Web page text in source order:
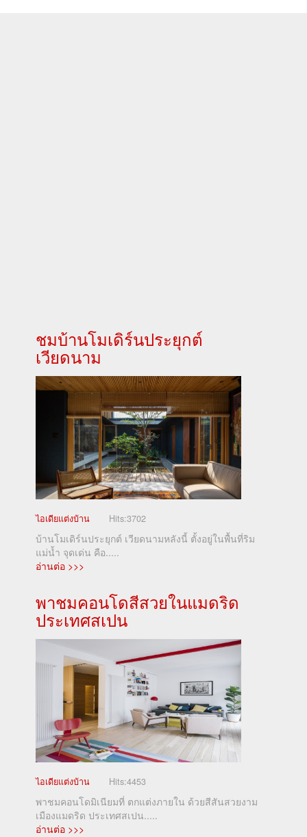
ชมบ้านโมเดิร์นประยุกต์
เวียดนาม
ไอเดียแต่งบ้าน Hits:3702
บ้านโมเดิร์นประยุกต์ เวียดนามหลังนี้ ตั้งอยู่ในพื้นที่ริม
แม่น้ำ จุดเด่น คือ.....
อ่านต่อ >>>
พาชมคอนโดสีสวยในแมดริด
ประเทศสเปน
ไอเดียแต่งบ้าน Hits:4453
พาชมคอนโดมิเนียมที่ ตกแต่งภายใน ด้วยสีสันสวยงาม
เมืองแมดริด ประเทศสเปน.....
อ่านต่อ >>>